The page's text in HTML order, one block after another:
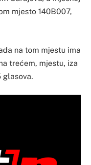
mjesto 140B007,
na tom mjestu ima
trećem, mjestu, iza
glasova.